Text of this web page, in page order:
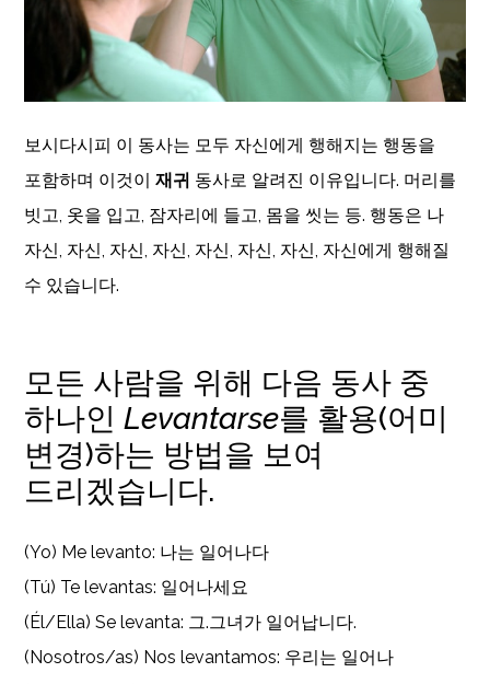
보시다시피 이 동사는 모두 자신에게 행해지는 행동을
포함하며 이것이재귀 동사로 알려진 이유입니다. 머리를
빗고, 옷을 입고, 잠자리에 들고, 몸을 씻는 등. 행동은 나
자신, 자신, 자신, 자신, 자신, 자신, 자신, 자신에게 행해질
수 있습니다.
모든 사람을 위해 다음 동사 중
하나인Levantarse를 활용(어미
변경)하는 방법을 보여
드리겠습니다.
(Yo) Me levanto: 나는 일어나다
(Tú) Te levantas: 일어나세요
(Él/Ella) Se levanta: 그.그녀가 일어납니다.
(Nosotros/as) Nos levantamos: 우리는 일어나